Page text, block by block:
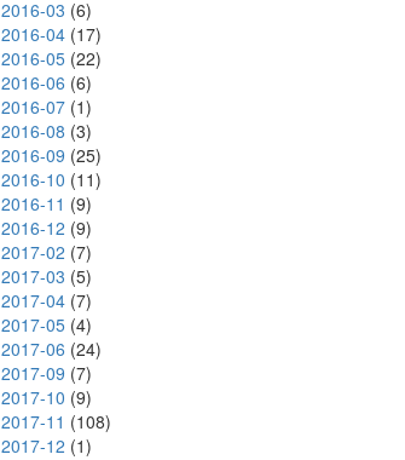
2016-03 (6)
2016-04(17)
2016-05(22)
2016-06 (6)
2016-07(1)
2016-08 (3)
2016-09 (25)
2016-10 (11)
2016-11 (9)
2016-12 (9)
2017-02 (7)
2017-03 (5)
2017-04(7)
2017-05(4)
2017-06 (24)
2017-09 (7)
2017-10 (9)
2017-11 (108)
2017-12 (1)